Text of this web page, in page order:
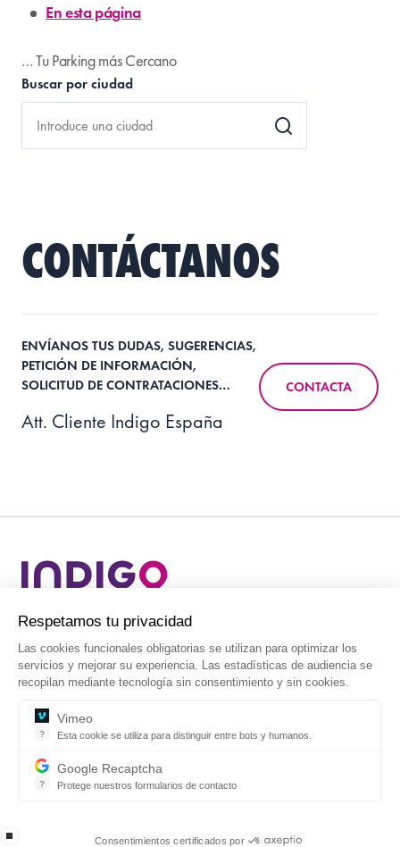
En esta página
… Tu Parking más Cercano
Buscar por ciudad
CONTÁCTANOS
ENVÍANOS TUS DUDAS, SUGERENCIAS,
PETICIÓN DE INFORMACIÓN,
SOLICITUD DE CONTRATACIONES…
Att. Cliente Indigo España
CONTACTA
Líder mundial en aparcamientos, movilidad
individual y servicios urbanos.
Aviso LegalCondiciones de usoPolítica de privacidad
se utilizan para optimizar los
Las estadísticas de audiencia se
sin consentimiento y sin cookies.
distinguir entre bots y humanos.
de contacto
certificados por